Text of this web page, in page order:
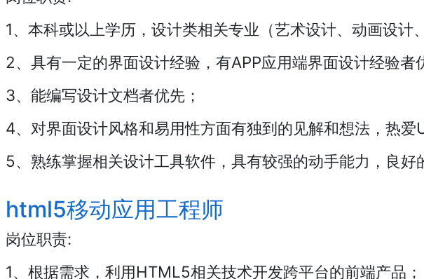
1、本科或以上学历，设计类相关专业（艺术设计、动画设计
2、具有一定的界面设计经验，有APP应用端界面设计经验者
3、能编写设计文档者优先；
4、对界面设计风格和易用性方面有独到的见解和想法，热爱
5、熟练掌握相关设计工具软件，具有较强的动手能力，良好
html5移动应用工程师
岗位职责:
1、根据需求，利用HTML5相关技术开发跨平台的前端产品；